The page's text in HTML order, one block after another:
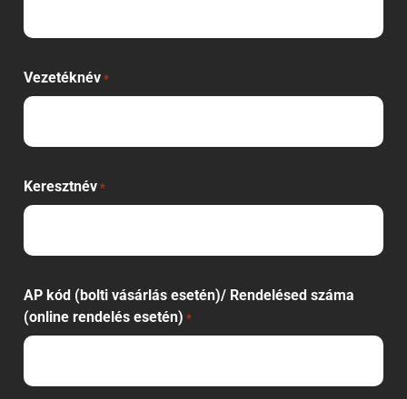
Vezetéknév *
Keresztnév *
AP kód (bolti vásárlás esetén)/ Rendelésed száma
(online rendelés esetén) *